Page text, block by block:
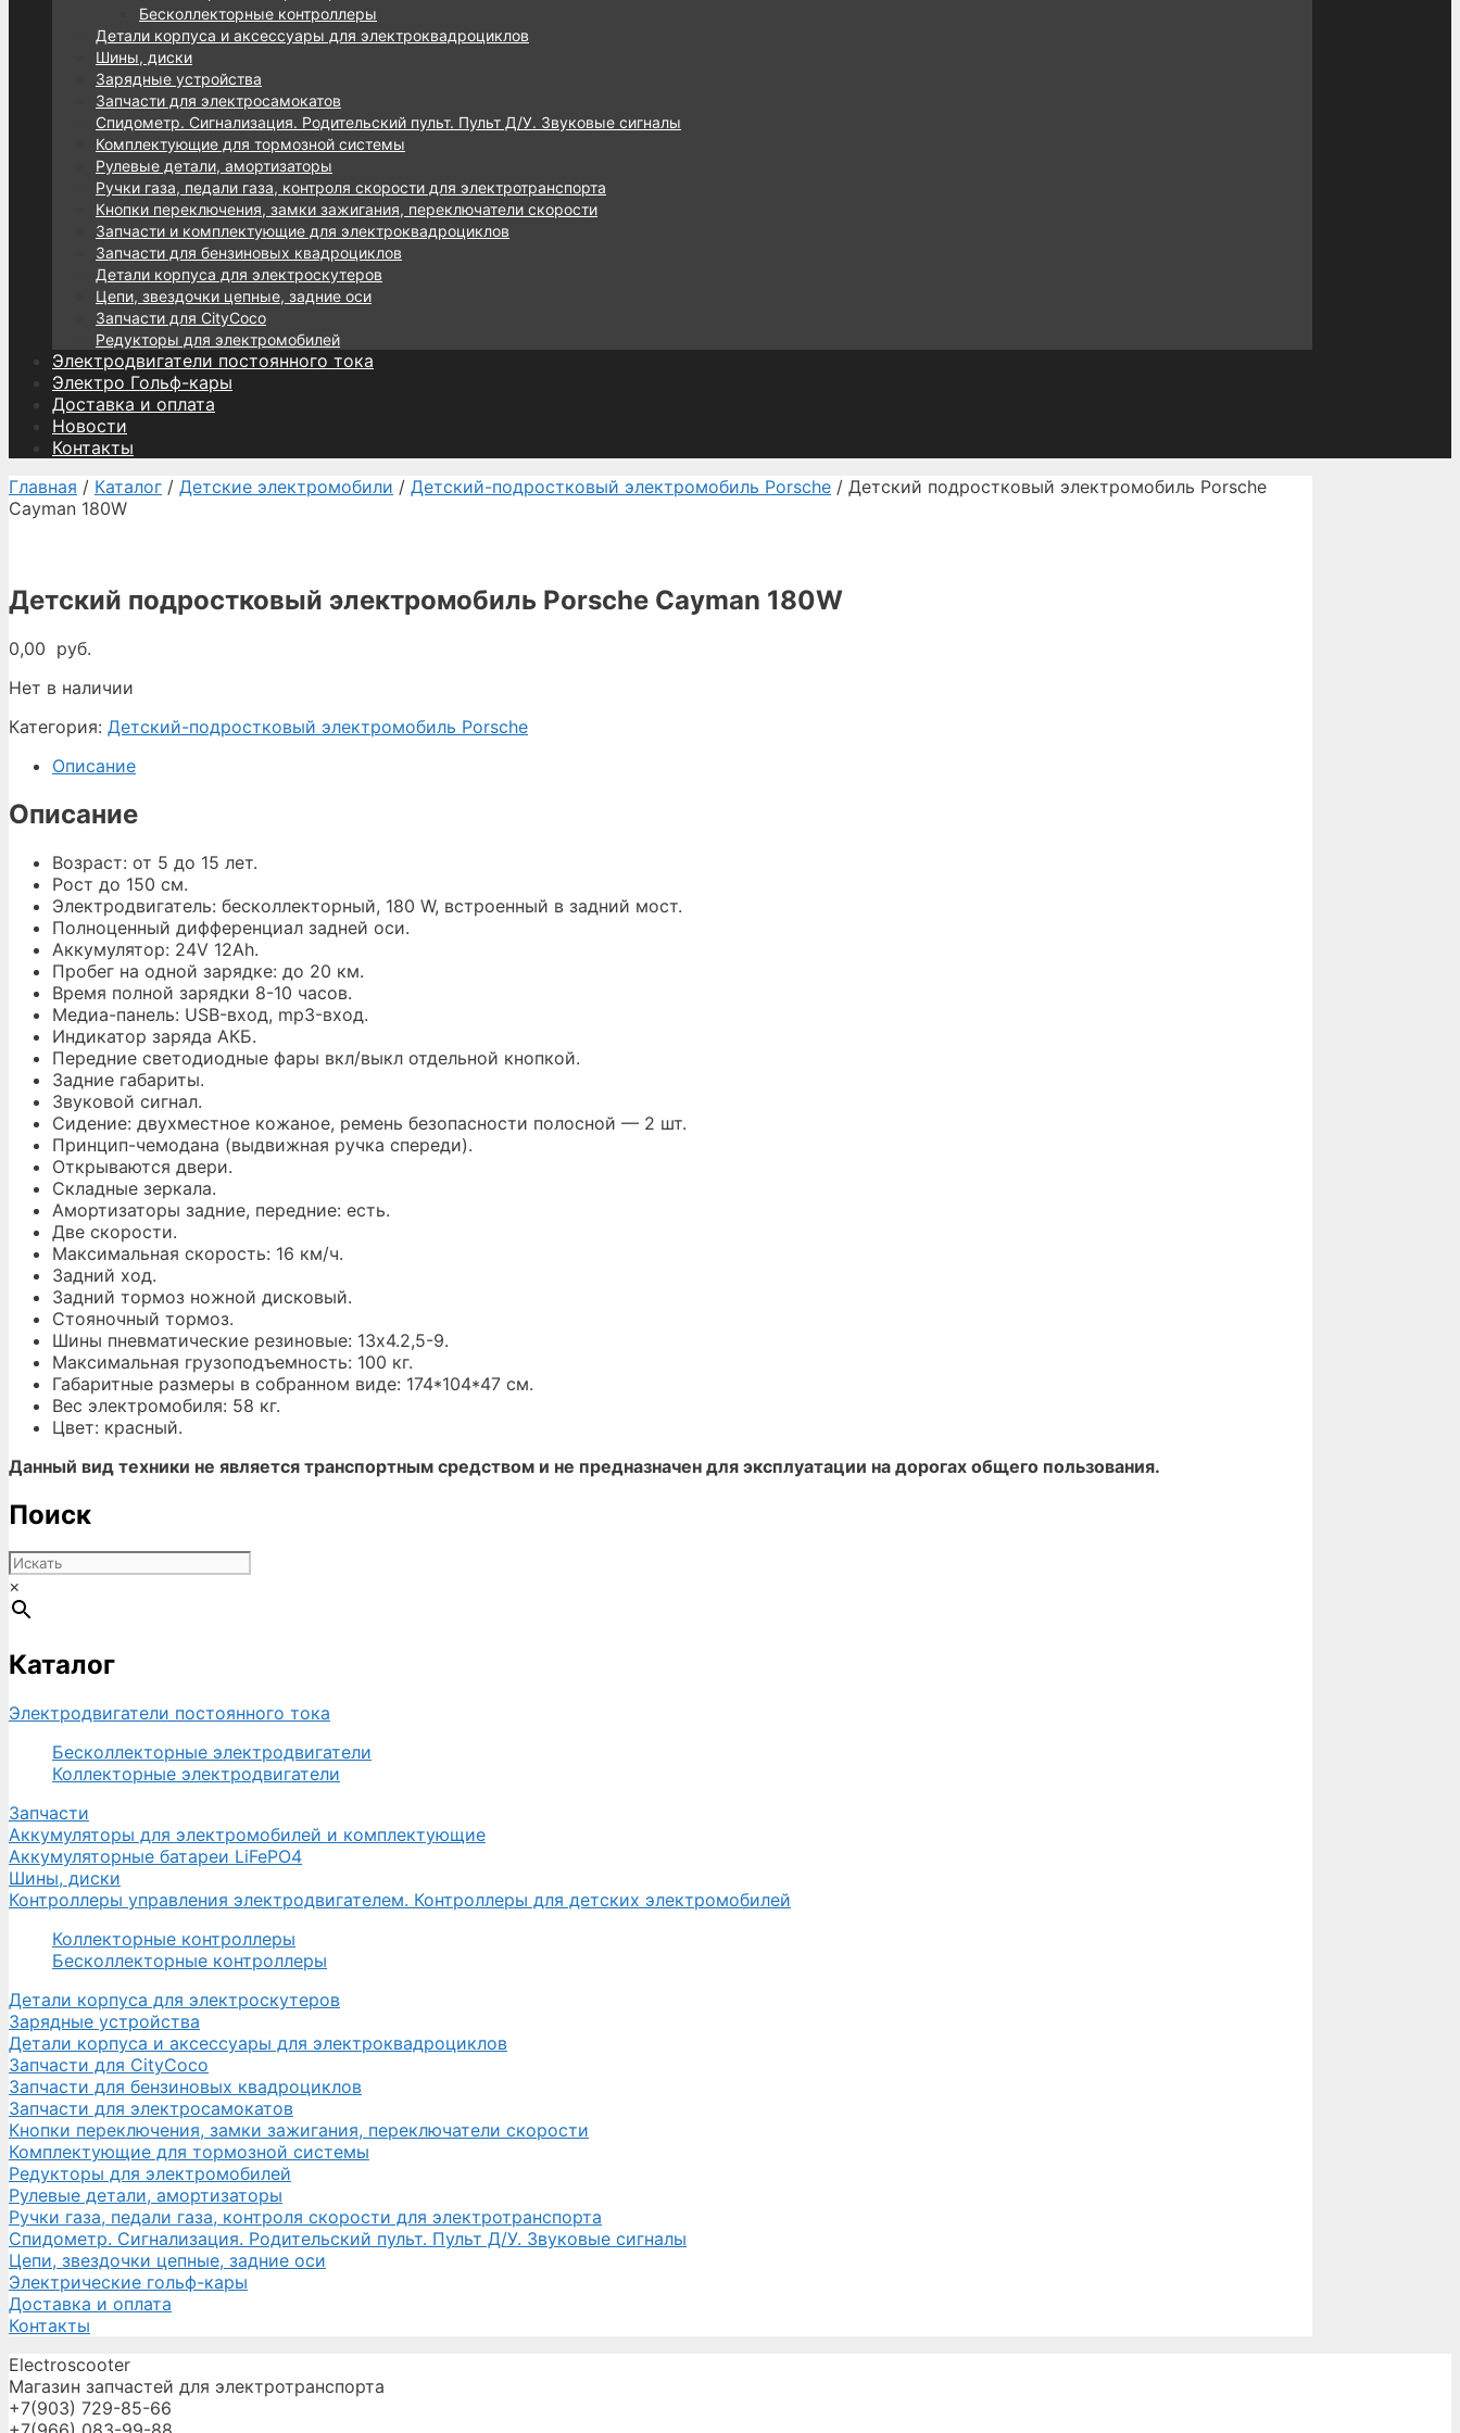
Бесколлекторные контроллеры
Детали корпуса и аксессуары для электроквадроциклов
Шины, диски
Зарядные устройства
Запчасти для электросамокатов
Спидометр. Сигнализация. Родительский пульт. Пульт Д/У. Звуковые сигналы
Комплектующие для тормозной системы
Рулевые детали, амортизаторы
Ручки газа, педали газа, контроля скорости для электротранспорта
Кнопки переключения, замки зажигания, переключатели скорости
Запчасти и комплектующие для электроквадроциклов
Запчасти для бензиновых квадроциклов
Детали корпуса для электроскутеров
Цепи, звездочки цепные, задние оси
Запчасти для CityCoco
Редукторы для электромобилей
Электродвигатели постоянного тока
Электро Гольф-кары
Доставка и оплата
Новости
Контакты
Главная / Каталог / Детские электромобили / Детский-подростковый электромобиль Porsche / Детский подростковый электромобиль Porsche
Cayman 180W
Детский подростковый электромобиль Porsche Cayman 180W
0,00 руб.
Нет в наличии
Категория: Детский-подростковый электромобиль Porsche
Описание
Описание
Возраст: от 5 до 15 лет.
Рост до 150 см.
Электродвигатель: бесколлекторный, 180 W, встроенный в задний мост.
Полноценный дифференциал задней оси.
Аккумулятор: 24V 12Ah.
Пробег на одной зарядке: до 20 км.
Время полной зарядки 8-10 часов.
Медиа-панель: USB-вход, mp3-вход.
Индикатор заряда АКБ.
Передние светодиодные фары вкл/выкл отдельной кнопкой.
Задние габариты.
Звуковой сигнал.
Сидение: двухместное кожаное, ремень безопасности полосной — 2 шт.
Принцип-чемодана (выдвижная ручка спереди).
Открываются двери.
Складные зеркала.
Амортизаторы задние, передние: есть.
Две скорости.
Максимальная скорость: 16 км/ч.
Задний ход.
Задний тормоз ножной дисковый.
Стояночный тормоз.
Шины пневматические резиновые: 13х4.2,5-9.
Максимальная грузоподъемность: 100 кг.
Габаритные размеры в собранном виде: 174*104*47 см.
Вес электромобиля: 58 кг.
Цвет: красный.
Данный вид техники не является транспортным средством и не предназначен для эксплуатации на дорогах общего пользования.
Поиск
×
Каталог
Электродвигатели постоянного тока
Бесколлекторные электродвигатели
Коллекторные электродвигатели
Запчасти
Аккумуляторы для электромобилей и комплектующие
Аккумуляторные батареи LiFePO4
Шины, диски
Контроллеры управления электродвигателем. Контроллеры для детских электромобилей
Коллекторные контроллеры
Бесколлекторные контроллеры
Детали корпуса для электроскутеров
Зарядные устройства
Детали корпуса и аксессуары для электроквадроциклов
Запчасти для CityCoco
Запчасти для бензиновых квадроциклов
Запчасти для электросамокатов
Кнопки переключения, замки зажигания, переключатели скорости
Комплектующие для тормозной системы
Редукторы для электромобилей
Рулевые детали, амортизаторы
Ручки газа, педали газа, контроля скорости для электротранспорта
Спидометр. Сигнализация. Родительский пульт. Пульт Д/У. Звуковые сигналы
Цепи, звездочки цепные, задние оси
Электрические гольф-кары
Доставка и оплата
Контакты
Electroscooter
Магазин запчастей для электротранспорта
+7(903) 729-85-66